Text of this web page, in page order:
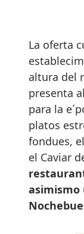
La oferta
altura del
presenta
para la
platos
fondues,
el Caviar
asimismo